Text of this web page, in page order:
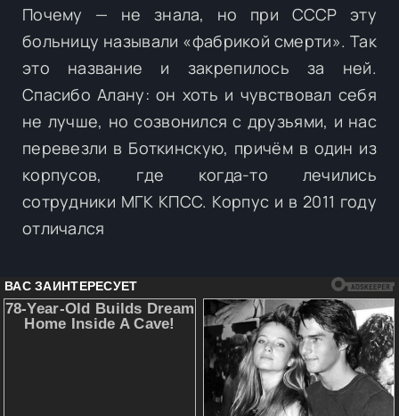
Почему — не знала, но при СССР эту
больницу называли «фабрикой смерти». Так
это название и закрепилось за ней.
Спасибо Алану: он хоть и чувствовал себя
не лучше, но созвонился с друзьями, и нас
перевезли в Боткинскую, причём в один из
корпусов, где когда-то лечились
сотрудники МГК КПСС. Корпус и в 2011 году
отличался